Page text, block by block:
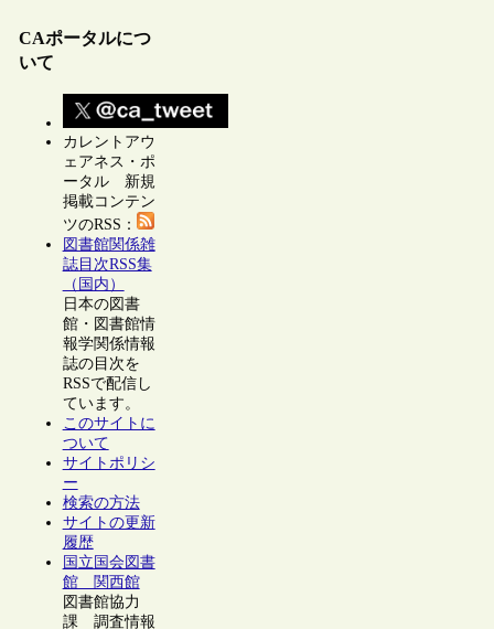
CAポータルにつ
いて
カレントアウ
ェアネス・ポ
ータル 新規
掲載コンテン
ツのRSS：
図書館関係雑
誌目次RSS集
（国内）
日本の図書
館・図書館情
報学関係情報
誌の目次を
RSSで配信し
ています。
このサイトに
ついて
サイトポリシ
ー
検索の方法
サイトの更新
履歴
国立国会図書
館 関西館
図書館協力
課 調査情報